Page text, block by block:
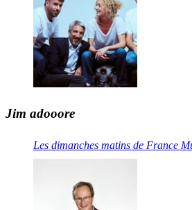
Jim adooore
Les dimanches matins de France